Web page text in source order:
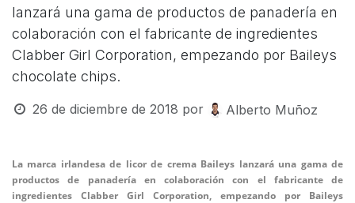
lanzará una gama de productos de panadería en
colaboración con el fabricante de ingredientes
Clabber Girl Corporation, empezando por Baileys
chocolate chips.
26 de diciembre de 2018 por Alberto Muñoz
La marca irlandesa de licor de crema Baileys lanzará una gama de
productos de panadería en colaboración con el fabricante de
ingredientes Clabber Girl Corporation, empezando por Baileys